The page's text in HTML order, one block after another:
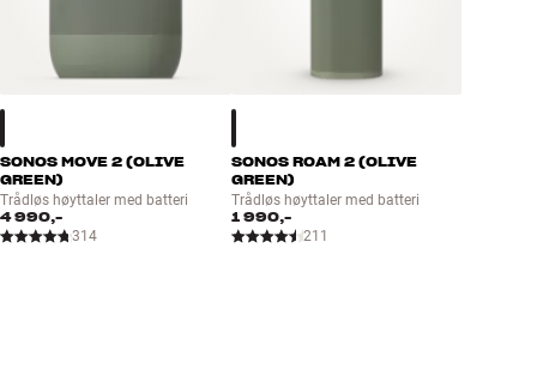
SONOS MOVE 2 (OLIVE
GREEN)
Trådløs høyttaler med batteri
4 990,-
314
SONOS ROAM 2 (OLIVE
GREEN)
Trådløs høyttaler med batteri
1 990,-
211